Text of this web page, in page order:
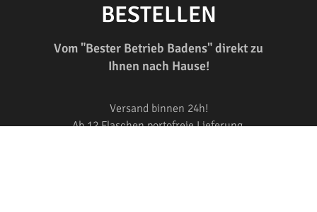
BESTELLEN
Vom "Bester Betrieb Badens" direkt zu
Ihnen nach Hause!
Versand binnen 24h!
Ab 12 Flaschen portofreie Lieferung.